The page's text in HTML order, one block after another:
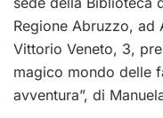
Regione Abruzzo, ad
Vittorio Veneto, 3,
magico mondo delle
avventura”, di